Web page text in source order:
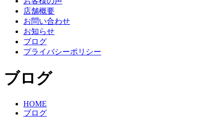
店舗概要
お問い合わせ
お知らせ
ブログ
プライバシーポリシー
ブログ
HOME
ブログ